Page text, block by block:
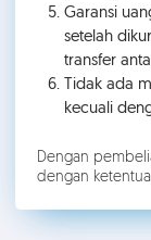
Garansi
setelah
transfer
Tidak ada
kecuali
Dengan
dengan